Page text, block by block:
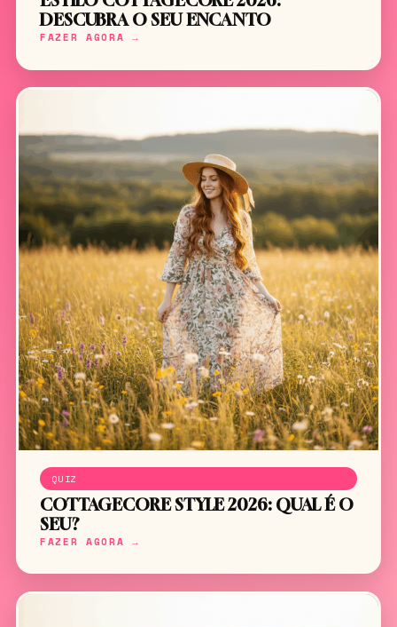
DESCUBRA O SEU ENCANTO
FAZER AGORA →
QUIZ
COTTAGECORE STYLE 2026: QUAL É O
SEU?
FAZER AGORA →